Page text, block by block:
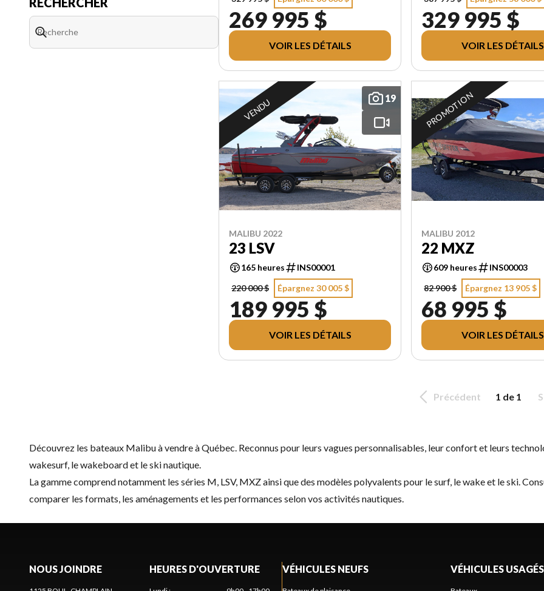
269 995 $
VOIR LES DÉTAILS
329 995 $
VOIR LES DÉTAILS
19
VENDU
MALIBU 2022
23 LSV
165 heures
INS00001
220 000 $
Épargnez 30 005 $
189 995 $
VOIR LES DÉTAILS
PROMOTION
MALIBU 2012
22 MXZ
609 heures
INS00003
82 900 $
Épargnez 13 905 $
68 995 $
VOIR LES DÉTAILS
Précédent 1 de 1
Découvrez les bateaux Malibu à vendre à Québec. Reconnus pour leurs vagues personnalisables, leur confort et leurs
wakesurf, le wakeboard et le ski nautique.
La gamme comprend notamment les séries M, LSV, MXZ ainsi que des modèles polyvalents pour le surf, le wake et le ski.
comparer les formats, les aménagements et les performances selon vos activités nautiques.
NOUS JOINDRE HEURES D'OUVERTURE VÉHICULES NEUFS VÉHICULES USAGÉS